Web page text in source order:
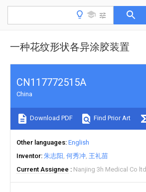
一种花纹形状各异涂胶装置
CN117772515A
China
Download PDF Find Prior Art
Other languages English
Inventor 朱志阳 何秀冲 王礼苗
Current Assignee
Nanjing 3h Medical Co ltd